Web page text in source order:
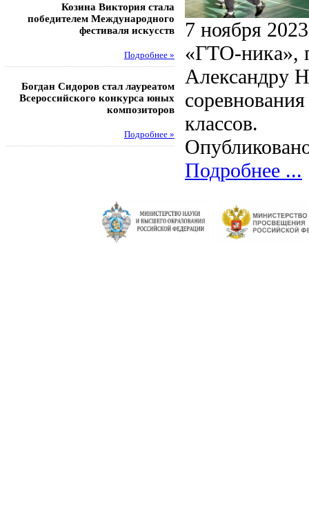
Козина Виктория стала
победителем Международного
фестиваля искусств
Подробнее »
Богдан Сидоров стал лауреатом
Всероссийского конкурса юных
композиторов
Подробнее »
Музафаров Пётр стал
турнира
Педагоги
победителями
этапа XXI
конкурса «За
7 ноября
«ГТО-ника»,
Александру
классов.
Подробнее ...